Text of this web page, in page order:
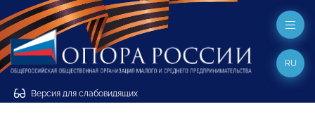
Версия для слабовидящих
RU